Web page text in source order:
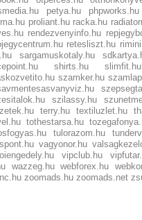
petya.hu
phpworks.hu
proliant.hu racka.hu
rendezvenyinfo.hu
retesliszt.hu
sargamuskotaly.hu
shirts.hu
slimfit.hu
szamker.hu
szilassy.hu
terry.hu textiluzlet.hu
tothestarsa.hu
tulorazom.hu
vagyonor.hu
vipclub.hu
wazzeg.hu webforex.hu
zoomads.hu zoomads.net